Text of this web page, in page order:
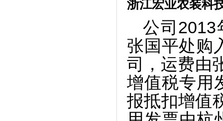
浙江宏业农装科
公司2013
张国平处购
司，运费由
增值税专用
报抵扣增值